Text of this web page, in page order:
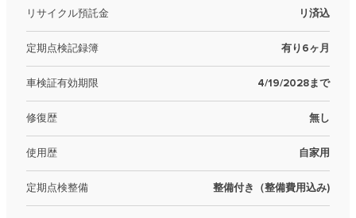
リサイクル預託金 リ済込
定期点検記録簿 有り6ヶ月
車検証有効期限 4/19/2028まで
修復歴 無し
使用歴 自家用
定期点検整備 整備付き（整備費用込み)